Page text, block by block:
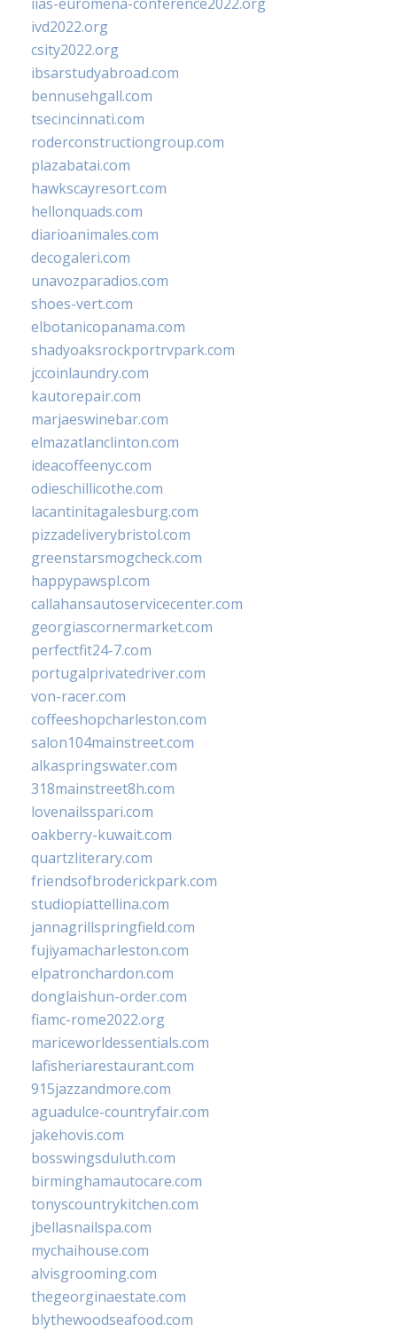
ivd2022.org
csity2022.org
ibsarstudyabroad.com
bennusehgall.com
tsecincinnati.com
roderconstructiongroup.com
plazabatai.com
hawkscayresort.com
hellonquads.com
diarioanimales.com
decogaleri.com
unavozparadios.com
shoes-vert.com
elbotanicopanama.com
shadyoaksrockportrvpark.com
jccoinlaundry.com
kautorepair.com
marjaeswinebar.com
elmazatlanclinton.com
ideacoffeenyc.com
odieschillicothe.com
lacantinitagalesburg.com
pizzadeliverybristol.com
greenstarsmogcheck.com
happypawspl.com
callahansautoservicecenter.com
georgiascornermarket.com
perfectfit24-7.com
portugalprivatedriver.com
von-racer.com
coffeeshopcharleston.com
salon104mainstreet.com
alkaspringswater.com
318mainstreet8h.com
lovenailsspari.com
oakberry-kuwait.com
quartzliterary.com
friendsofbroderickpark.com
studiopiattellina.com
jannagrillspringfield.com
fujiyamacharleston.com
elpatronchardon.com
donglaishun-order.com
fiamc-rome2022.org
mariceworldessentials.com
lafisheriarestaurant.com
915jazzandmore.com
aguadulce-countryfair.com
jakehovis.com
bosswingsduluth.com
birminghamautocare.com
tonyscountrykitchen.com
jbellasnailspa.com
mychaihouse.com
alvisgrooming.com
thegeorginaestate.com
blythewoodseafood.com